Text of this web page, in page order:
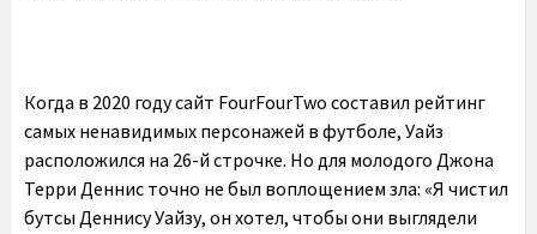
Когда в 2020 году сайт FourFourTwo составил рейтинг
самых ненавидимых персонажей в футболе, Уайз
расположился на 26-й строчке. Но для молодого Джона
Терри Деннис точно не был воплощением зла: «Я чистил
бутсы Деннису Уайзу, он хотел, чтобы они выглядели